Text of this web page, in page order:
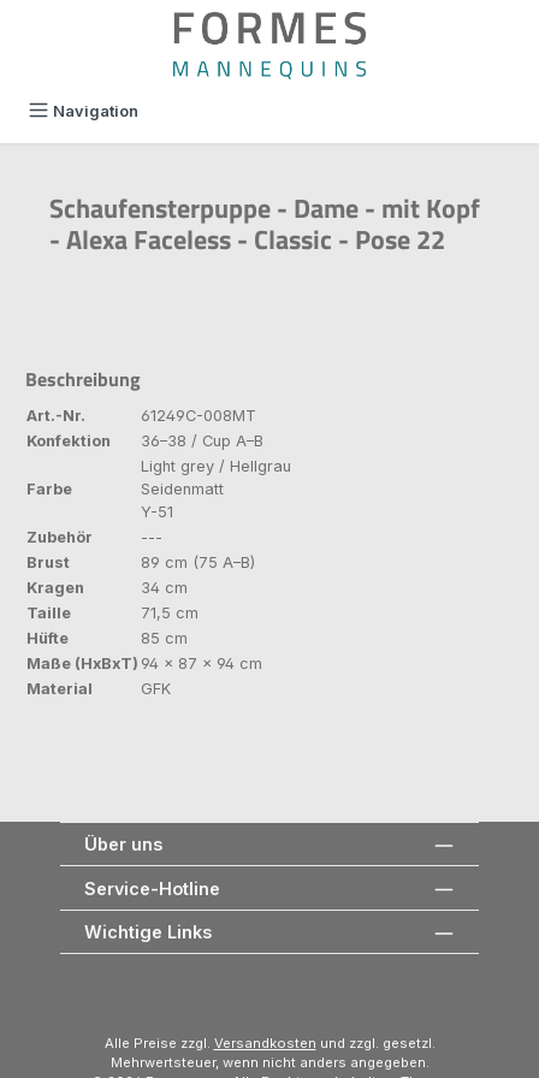
Navigation
Schaufensterpuppe - Dame - mit Kopf
- Alexa Faceless - Classic - Pose 22
Beschreibung
Art.-Nr.
61249C-008MT
Konfektion
36–38 / Cup A–B
Farbe
Light grey / Hellgrau
Seidenmatt
Y-51
Zubehör
---
Brust
89 cm (75 A–B)
Kragen
34 cm
Taille
71,5 cm
Hüfte
85 cm
Maße (HxBxT) 94 × 87 × 94 cm
Material
GFK
Über uns
Service-Hotline
Wichtige Links
Alle Preise zzgl. Versandkosten und zzgl. gesetzl.
Mehrwertsteuer, wenn nicht anders angegeben.